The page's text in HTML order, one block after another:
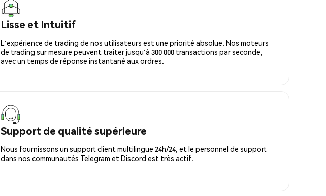
Lisse et Intuitif
L'expérience de trading de nos utilisateurs est une priorité absolue. Nos moteurs
de trading sur mesure peuvent traiter jusqu'à 300 000 transactions par seconde,
avec un temps de réponse instantané aux ordres.
Support de qualité supérieure
Nous fournissons un support client multilingue 24h/24, et le personnel de support
dans nos communautés Telegram et Discord est très actif.